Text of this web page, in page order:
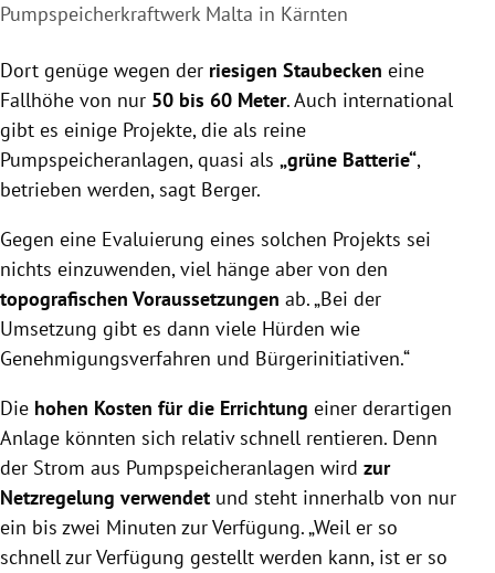
Pumpspeicherkraftwerk Malta in Kärnten
Dort genüge wegen der riesigen Staubecken eine
Fallhöhe von nur 50 bis 60 Meter. Auch international
gibt es einige Projekte, die als reine
Pumpspeicheranlagen, quasi als „grüne Batterie“,
betrieben werden, sagt Berger.
Gegen eine Evaluierung eines solchen Projekts sei
nichts einzuwenden, viel hänge aber von den
topografischen Voraussetzungen ab. „Bei der
Umsetzung gibt es dann viele Hürden wie
Genehmigungsverfahren und Bürgerinitiativen.“
Die hohen Kosten für die Errichtung einer derartigen
Anlage könnten sich relativ schnell rentieren. Denn
der Strom aus Pumpspeicheranlagen wird zur
Netzregelung verwendet und steht innerhalb von nur
ein bis zwei Minuten zur Verfügung. „Weil er so
schnell zur Verfügung gestellt werden kann, ist er so